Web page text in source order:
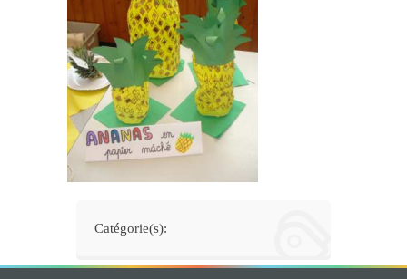
Catégorie(s):